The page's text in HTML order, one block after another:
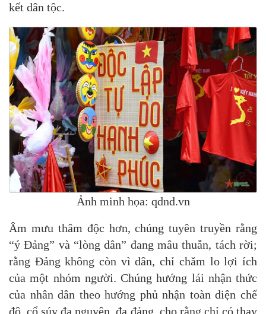
kết dân tộc.
Ảnh minh họa: qdnd.vn
Âm mưu thâm độc hơn, chúng tuyên truyền rằng
“ý Đảng” và “lòng dân” đang mâu thuẫn, tách rời;
rằng Đảng không còn vì dân, chỉ chăm lo lợi ích
của một nhóm người. Chúng hướng lái nhận thức
của nhân dân theo hướng phủ nhận toàn diện chế
độ, cổ súy đa nguyên, đa đảng, cho rằng chỉ có thay